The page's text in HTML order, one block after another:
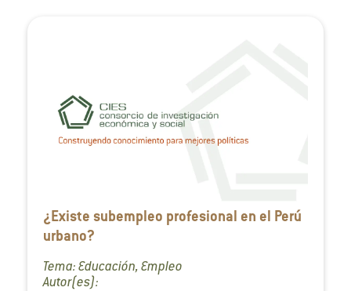
¿Existe subempleo profesional en el Perú
urbano?
Tema: Educación, Empleo
Autor(es):